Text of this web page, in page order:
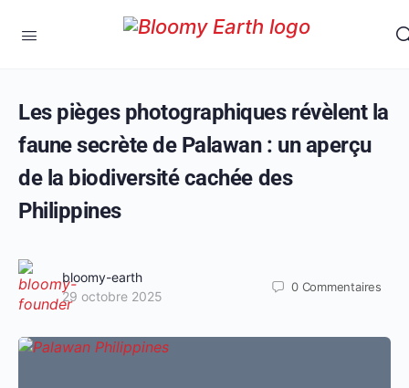
Les pièges photographiques révèlent la
faune secrète de Palawan : un aperçu
de la biodiversité cachée des
Philippines
bloomy-earth
29 octobre 2025
0 Commentaires